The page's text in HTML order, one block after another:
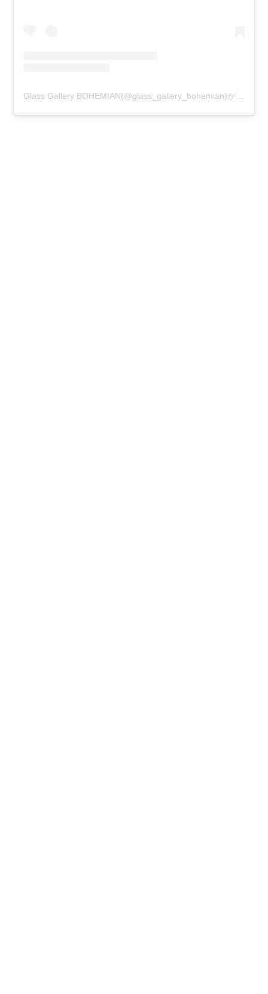
Glass Gallery BOHEMIAN(@glass_gallery_bohemian)がシェアした投稿